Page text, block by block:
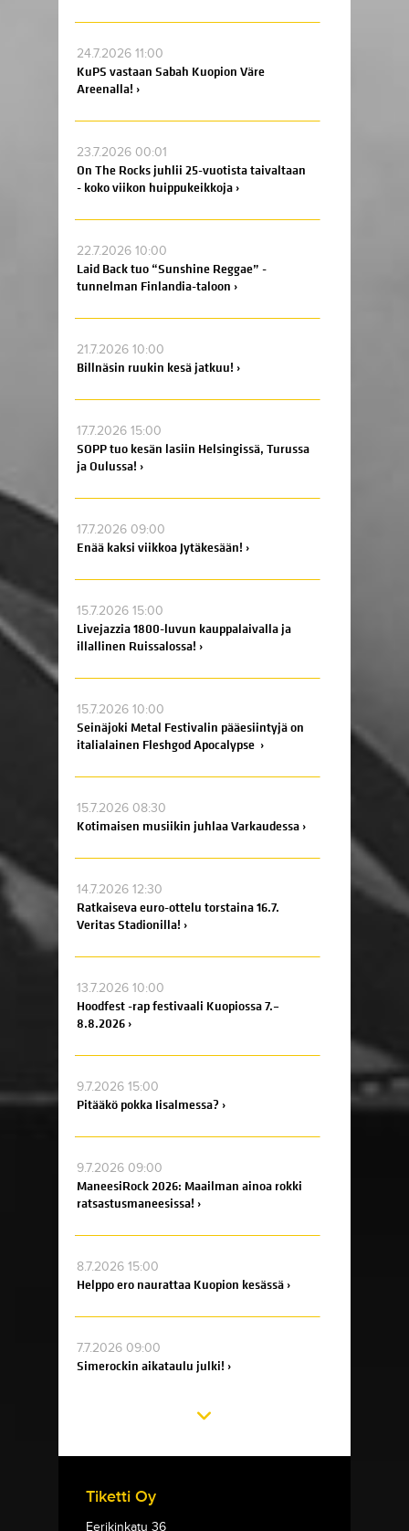
24.7.2026 11:00
KuPS vastaan Sabah Kuopion Väre
Areenalla! ›
23.7.2026 00:01
On The Rocks juhlii 25-vuotista taivaltaan
- koko viikon huippukeikkoja ›
22.7.2026 10:00
Laid Back tuo “Sunshine Reggae” -
tunnelman Finlandia-taloon ›
21.7.2026 10:00
Billnäsin ruukin kesä jatkuu! ›
17.7.2026 15:00
SOPP tuo kesän lasiin Helsingissä, Turussa
ja Oulussa! ›
17.7.2026 09:00
Enää kaksi viikkoa Jytäkesään! ›
15.7.2026 15:00
Livejazzia 1800-luvun kauppalaivalla ja
illallinen Ruissalossa! ›
15.7.2026 10:00
Seinäjoki Metal Festivalin pääesiintyjä on
italialainen Fleshgod Apocalypse ›
15.7.2026 08:30
Kotimaisen musiikin juhlaa Varkaudessa ›
14.7.2026 12:30
Ratkaiseva euro-ottelu torstaina 16.7.
Veritas Stadionilla! ›
13.7.2026 10:00
Hoodfest -rap festivaali Kuopiossa 7.–
8.8.2026 ›
9.7.2026 15:00
Pitääkö pokka Iisalmessa? ›
9.7.2026 09:00
ManeesiRock 2026: Maailman ainoa rokki
ratsastusmaneesissa! ›
8.7.2026 15:00
Helppo ero naurattaa Kuopion kesässä ›
7.7.2026 09:00
Simerockin aikataulu julki! ›
Tiketti Oy
Eerikinkatu 36